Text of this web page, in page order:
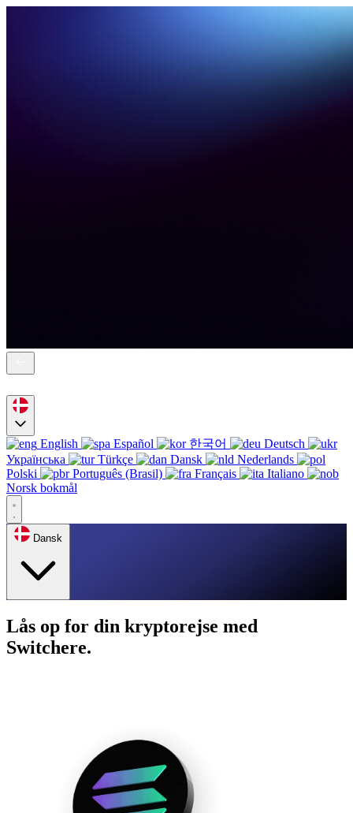
English Español 한국어
Deutsch
Українська
Türkçe Dansk
Nederlands
Polski
Português (Brasil) Français
Italiano
Norsk bokmål
Dansk
Lås op for din kryptorejse med
Switchere.